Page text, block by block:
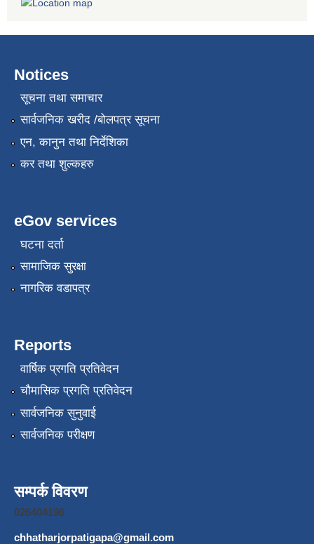
Notices
सूचना तथा समाचार
सार्वजनिक खरीद /बोलपत्र सूचना
एन, कानुन तथा निर्देशिका
कर तथा शुल्कहरु
eGov services
घटना दर्ता
सामाजिक सुरक्षा
नागरिक वडापत्र
Reports
वार्षिक प्रगति प्रतिवेदन
चौमासिक प्रगति प्रतिवेदन
सार्वजनिक सुनुवाई
सार्वजनिक परीक्षण
सम्पर्क विवरण
026404196
chhatharjorpatigapa@gmail.com